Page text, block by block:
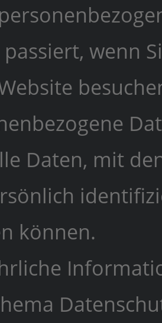
wenn
Daten, mit
können.